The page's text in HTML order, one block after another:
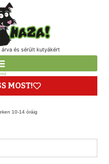
és sérült kutyákért
MOST!
10-14 óráig